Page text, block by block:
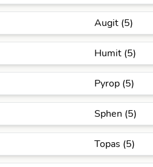
Augit (5)
Humit (5)
Pyrop (5)
Sphen (5)
Topas (5)